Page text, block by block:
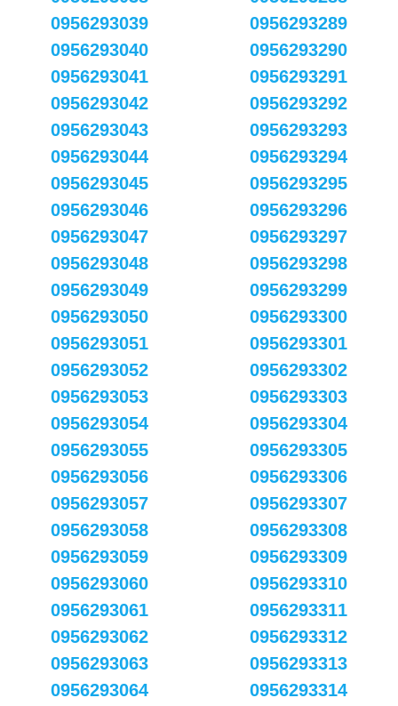
0956293039
0956293040
0956293041
0956293042
0956293043
0956293044
0956293045
0956293046
0956293047
0956293048
0956293049
0956293050
0956293051
0956293052
0956293053
0956293054
0956293055
0956293056
0956293057
0956293058
0956293059
0956293060
0956293061
0956293062
0956293063
0956293064
0956293289
0956293290
0956293291
0956293292
0956293293
0956293294
0956293295
0956293296
0956293297
0956293298
0956293299
0956293300
0956293301
0956293302
0956293303
0956293304
0956293305
0956293306
0956293307
0956293308
0956293309
0956293310
0956293311
0956293312
0956293313
0956293314